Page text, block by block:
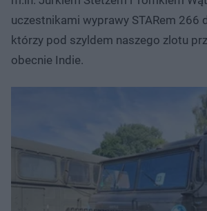
uczestnikami wyprawy STARem 266
którzy pod szyldem naszego zlotu
obecnie Indie.